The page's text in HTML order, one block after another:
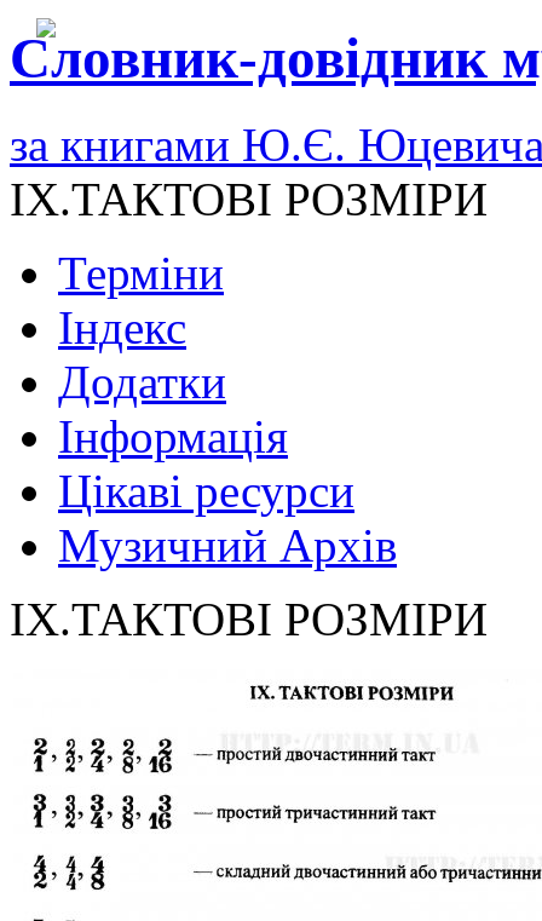
Словник-довідник
за книгами Ю.Є.
IX.ТАКТОВІ РОЗМІРИ
Терміни
Індекс
Додатки
Інформація
Цікаві ресурси
Музичний Архів
IX.ТАКТОВІ РОЗМІРИ